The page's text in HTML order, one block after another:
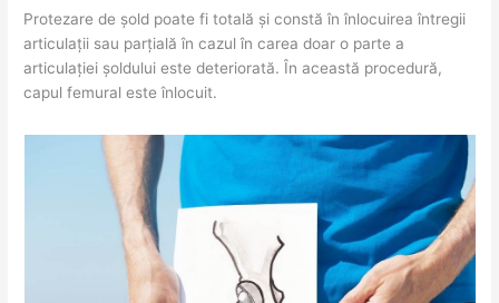
Protezare de șold poate fi totală și constă în înlocuirea întregii
articulații sau parțială în cazul în carea doar o parte a
articulației șoldului este deteriorată. În această procedură,
capul femural este înlocuit.